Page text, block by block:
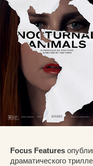
Focus Features
драматического